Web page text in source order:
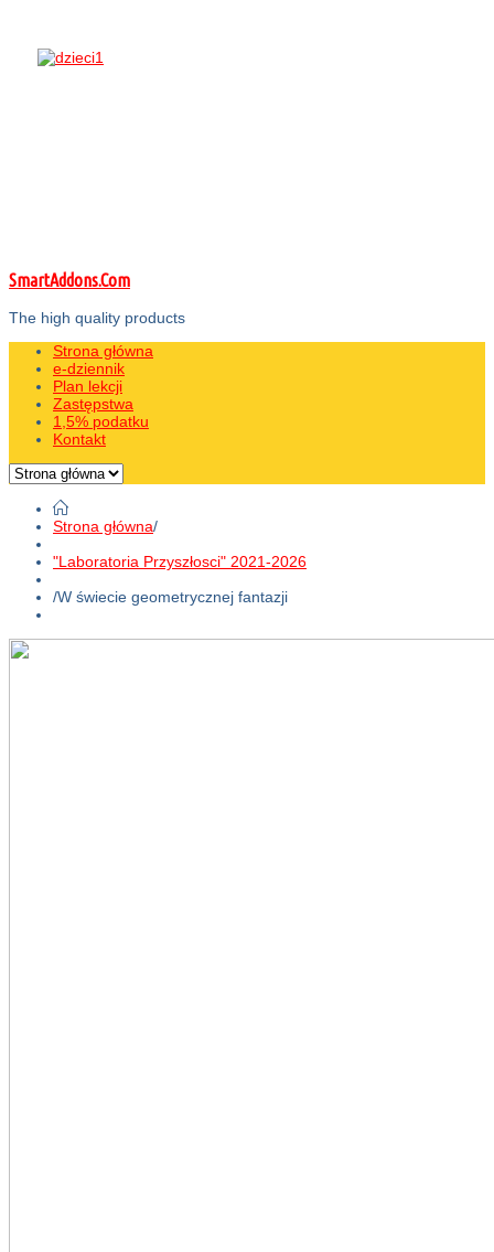
SmartAddons.Com
The high quality products
Strona główna
e-dziennik
Plan lekcji
Zastępstwa
1,5% podatku
Kontakt
Strona główna/
"Laboratoria Przyszłosci" 2021-2026
/W świecie geometrycznej fantazji